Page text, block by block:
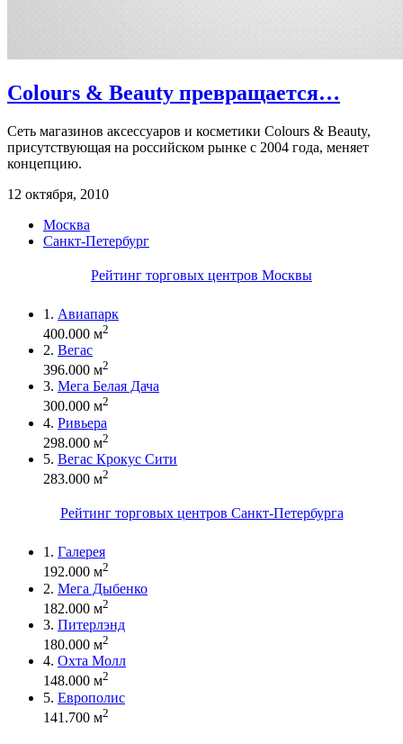
Colours & Beauty превращается…
Сеть магазинов аксессуаров и косметики Colours & Beauty,
присутствующая на российском рынке с 2004 года, меняет
концепцию.
12 октября, 2010
Москва
Санкт-Петербург
Рейтинг торговых центров Москвы
1. Авиапарк
400.000 м2
2. Вегас
396.000 м2
3. Мега Белая Дача
300.000 м2
4. Ривьера
298.000 м2
5. Вегас Крокус Сити
283.000 м2
Рейтинг торговых центров Санкт-Петербурга
1. Галерея
192.000 м2
2. Мега Дыбенко
182.000 м2
3. Питерлэнд
180.000 м2
4. Охта Молл
148.000 м2
5. Европолис
141.700 м2